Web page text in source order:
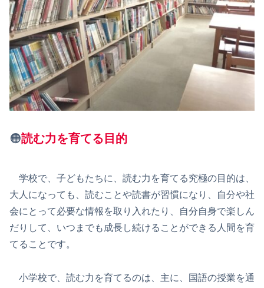
🟠読む力を育てる目的
学校で、子どもたちに、読む力を育てる究極の目的は、
大人になっても、読むことや読書が習慣になり、自分や社
会にとって必要な情報を取り入れたり、自分自身で楽しん
だりして、いつまでも成長し続けることができる人間を育
てることです。
小学校で、読む力を育てるのは、主に、国語の授業を通